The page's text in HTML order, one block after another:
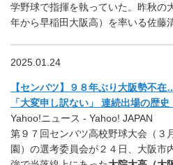
学野球で指揮を執っていた。昨秋の
年から早稲田大阪高）を率いる佐藤
2025.01.24
【センバツ】９８年ぶり大阪勢不
「大変申し訳ない」 連続出場の歴
Yahoo!ニュース - Yahoo! JAPAN
第９７回センバツ高校野球大会（３
園）の選考委員会が２４日、大阪市